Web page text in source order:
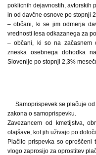
poklicnih dejavnostih, avtorskih
in od davčne osnove po stopnji
– občani, ki se jim odmerja
vrednosti lesa odkazanega za
– občani, ki so na začasnem
zneska osebnega dohodka
Slovenije po stopnji 2,3%
Samoprispevek se plačuje
zakona o samoprispevku.
Zavezancem od kmetijstva,
olajšave, kot jih uživajo po
Plačilo prispevka so
vlogo zaprosijo za oprostitev